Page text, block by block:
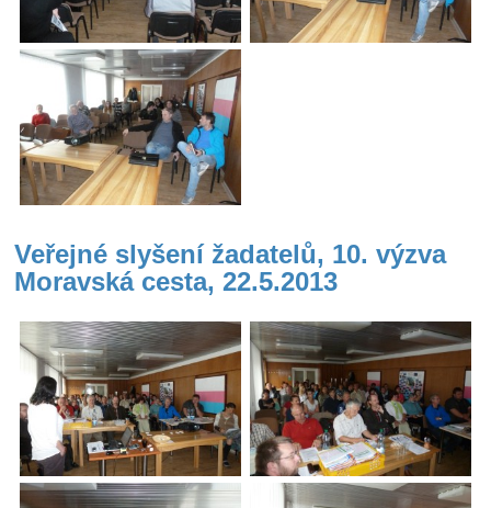
Veřejné slyšení žadatelů, 10. výzva
Moravská cesta, 22.5.2013